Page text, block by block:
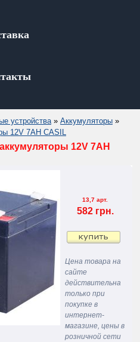
устройства» Аккумуляторы »
12V 7AH CASIL
12V 7AH
13,7 арт.
582 грн.
Цена товара на
сайте
действительна
только при
покупке в
интернет-
магазине, цены в
розничной сети